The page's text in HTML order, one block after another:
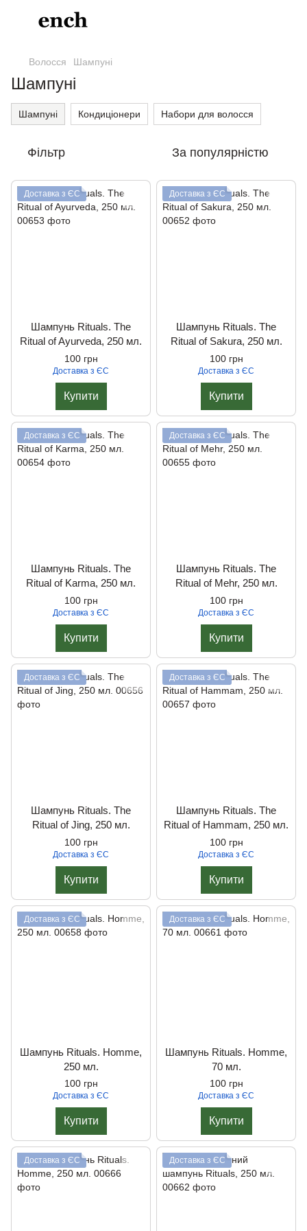
Волосся Шампуні
Шампуні
Шампуні Кондиціонери Набори для волосся
Фільтр За популярністю
Доставка з ЄС
Шампунь Rituals. The
Ritual of Ayurveda, 250 мл.
100 грн
Доставка з ЄС
Купити
Доставка з ЄС
Шампунь Rituals. The
Ritual of Sakura, 250 мл.
100 грн
Доставка з ЄС
Купити
Доставка з ЄС
Шампунь Rituals. The
Ritual of Karma, 250 мл.
100 грн
Доставка з ЄС
Купити
Доставка з ЄС
Шампунь Rituals. The
Ritual of Mehr, 250 мл.
100 грн
Доставка з ЄС
Купити
Доставка з ЄС
Шампунь Rituals. The
Ritual of Jing, 250 мл.
100 грн
Доставка з ЄС
Купити
Доставка з ЄС
Шампунь Rituals. The
Ritual of Hammam, 250 мл.
100 грн
Доставка з ЄС
Купити
Доставка з ЄС
Шампунь Rituals. Homme,
250 мл.
100 грн
Доставка з ЄС
Купити
Доставка з ЄС
Шампунь Rituals. Homme,
70 мл.
100 грн
Доставка з ЄС
Купити
Доставка з ЄС Доставка з ЄС